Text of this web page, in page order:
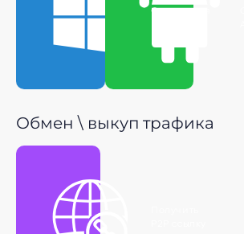
Скачать для
Обмен \ выкуп трафика